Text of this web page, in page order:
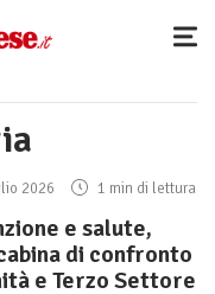
2026 1 min di lettura
e salute,
di confronto
e Terzo Settore